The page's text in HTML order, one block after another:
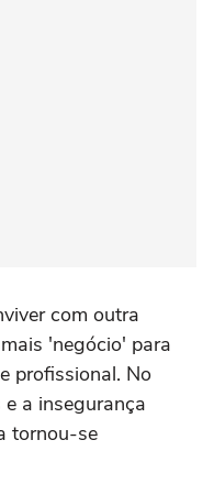
com outra
'negócio' para
profissional. No
a insegurança
tornou-se